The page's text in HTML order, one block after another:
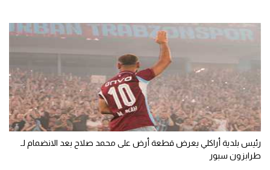
رئيس بلدية أراكلي يعرض قطعة أرض على محمد صلاح بعد الانضمام لـ
طرابزون سبور